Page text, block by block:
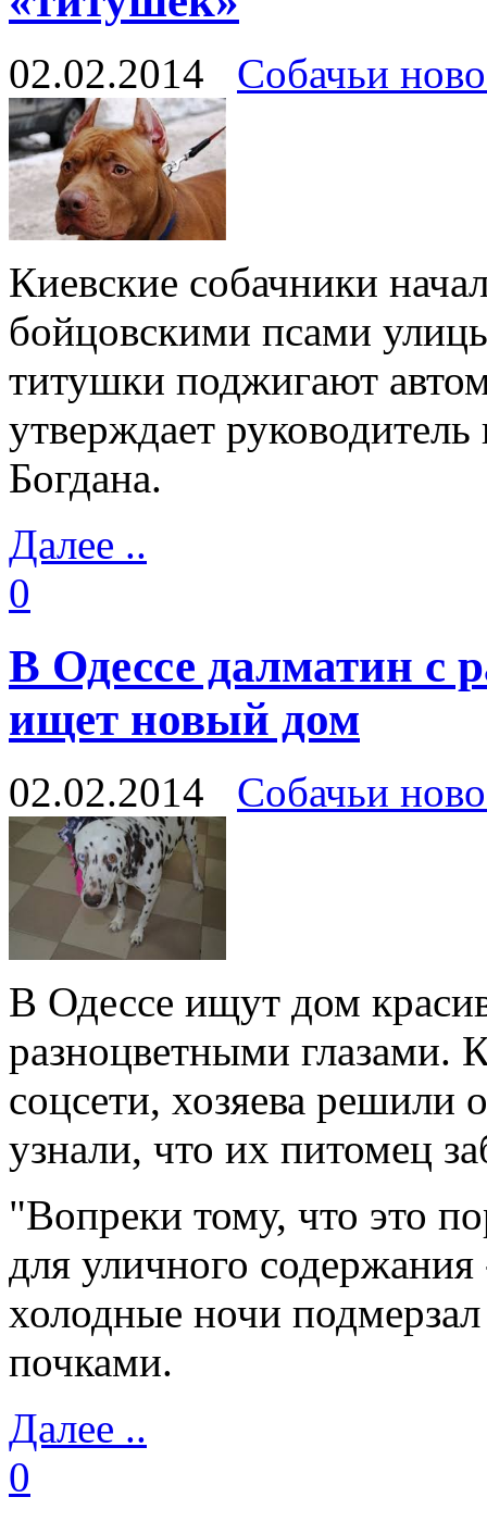
02.02.2014 Собачьи
Киевские собачники
бойцовскими псами
титушки поджигают
утверждает
Богдана.
Далее ..
0
В Одессе далматин с
ищет новый дом
02.02.2014 Собачьи
В Одессе ищут дом
разноцветными глазами.
соцсети, хозяева решили
узнали, что их питомец
"Вопреки тому, что это
для уличного
холодные ночи
почками.
Далее ..
0